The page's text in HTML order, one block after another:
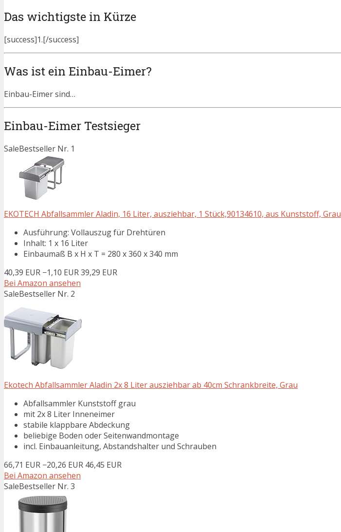
Das wichtigste in Kürze
[success]1.[/success]
Was ist ein Einbau-Eimer?
Einbau-Eimer sind…
Einbau-Eimer Testsieger
SaleBestseller Nr. 1
EKOTECH Abfallsammler Aladin, 16 Liter, ausziehbar, 1 Stück,90134610, aus Kunststoff, Grau
Ausführung: Vollauszug für Drehtüren
Inhalt: 1 x 16 Liter
Einbaumaß B x H x T = 280 x 360 x 340 mm
40,39 EUR −1,10 EUR39,29 EUR
Bei Amazon ansehen
SaleBestseller Nr. 2
Ekotech Abfallsammler Aladin 2x 8 Liter ausziehbar ab 40cm Schrankbreite, Grau
Abfallsammler Kunststoff grau
mit 2x 8 Liter Inneneimer
stabile klappbare Abdeckung
beliebige Boden oder Seitenwandmontage
incl. Einbauanleitung, Abstandshalter und Schrauben
66,71 EUR −20,26 EUR 46,45 EUR
Bei Amazon ansehen
SaleBestseller Nr. 3